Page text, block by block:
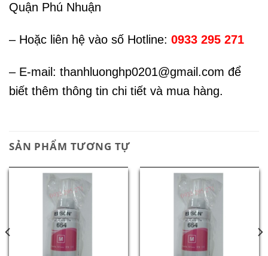
Quận Phú Nhuận
– Hoặc liên hệ vào số Hotline: 0933 295 271
– E-mail: thanhluonghp0201@gmail.com để
biết thêm thông tin chi tiết và mua hàng.
SẢN PHẨM TƯƠNG TỰ